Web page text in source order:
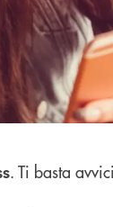
. Ti basta